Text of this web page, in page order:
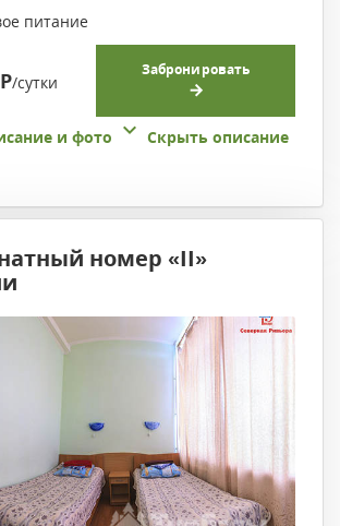
питание
Р/сутки
Забронировать
и фото
Скрыть описание
номер «II»